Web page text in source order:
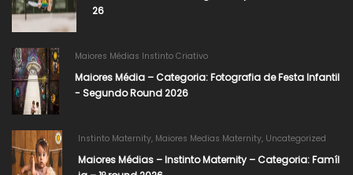
26​
Maiores Médias Instinto Criativo
Maiores Média – Categoria: Fotografia de Festa Infantil
- Segundo Round 2026​
Instinto Maternity, Maiores Medias Maternity, Uncategorized
Maiores Médias – Instinto Maternity – Categoria: Famíl